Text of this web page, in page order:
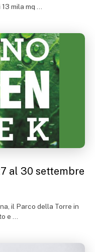
mila mq ...
al 30 settembre
il Parco della Torre in
e ...